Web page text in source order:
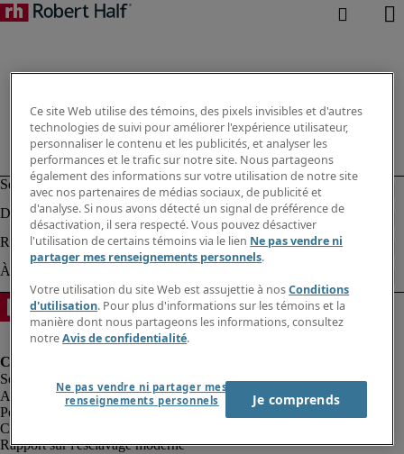
Alerte à la fraude
Politique de confidentialité
Conditions d’utilisation
Rapport sur l'esclavage moderne
Ce site Web utilise des témoins, des pixels invisibles et d'autres
technologies de suivi pour améliorer l'expérience utilisateur,
personnaliser le contenu et les publicités, et analyser les
performances et le trafic sur notre site. Nous partageons
également des informations sur votre utilisation de notre site
avec nos partenaires de médias sociaux, de publicité et
d'analyse. Si nous avons détecté un signal de préférence de
désactivation, il sera respecté. Vous pouvez désactiver
l'utilisation de certains témoins via le lien Ne pas vendre ni
partager mes renseignements personnels.
Votre utilisation du site Web est assujettie à nosConditions
d'utilisation. Pour plus d'informations sur les témoins et la
manière dont nous partageons les informations, consultez
notreAvis de confidentialité.
Ne pas vendre ni partager mes
renseignements personnels
Je comprends